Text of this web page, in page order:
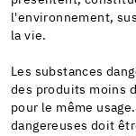
l'environnement,
la vie.
Les substances
des produits moins
pour le même
dangereuses doit